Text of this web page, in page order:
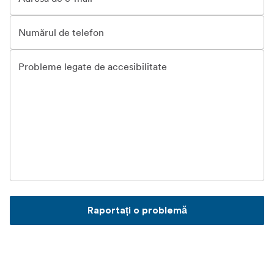
Numărul de telefon
Probleme legate de accesibilitate
Raportați o problemă